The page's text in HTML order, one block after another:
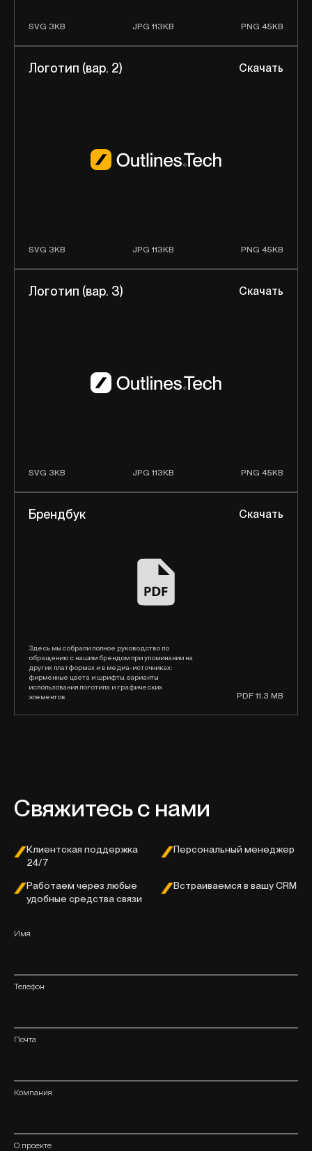
SVG 3KB JPG 113KB PNG 45KB
Логотип (вар. 2) Скачать
SVG 3KB JPG 113KB PNG 45KB
Логотип (вар. 3) Скачать
SVG 3KB JPG 113KB PNG 45KB
Брендбук Скачать
Здесь мы собрали полное руководство по
обращению с нашим брендом при упоминании на
других платформах и в медиа-источниках:
фирменные цвета и шрифты, варианты
использования логотипа и графических
элементов
PDF 11.3 MB
Свяжитесь с нами
Клиентская поддержка
24/7
Персональный менеджер
Работаем через любые
удобные средства связи
Встраиваемся в вашу CRM
Имя
Телефон
Почта
Компания
О проекте